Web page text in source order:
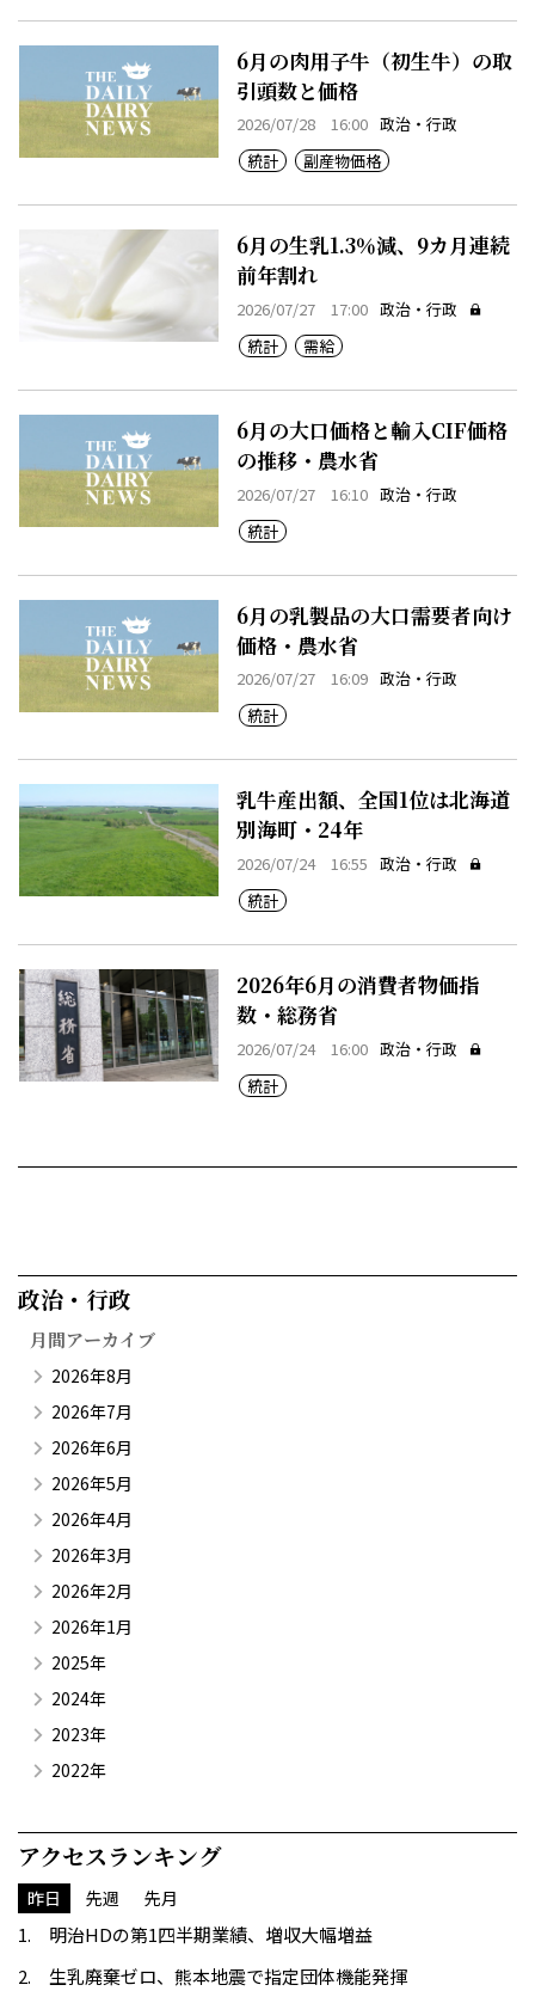
6月の肉用子牛（初生牛）の取
引頭数と価格
2026/07/28 16:00 政治・行政
統計
副産物価格
6月の生乳1.3％減、9カ月連続
前年割れ
2026/07/27 17:00 政治・行政
統計
需給
6月の大口価格と輸入CIF価格
の推移・農水省
2026/07/27 16:10 政治・行政
統計
6月の乳製品の大口需要者向け
価格・農水省
2026/07/27 16:09 政治・行政
統計
乳牛産出額、全国1位は北海道
別海町・24年
2026/07/24 16:55 政治・行政
統計
2026年6月の消費者物価指
数・総務省
2026/07/24 16:00 政治・行政
統計
政治・行政​
月間アーカイブ
2026年8月
2026年7月
2026年6月
2026年5月
2026年4月
2026年3月
2026年2月
2026年1月
2025年
2024年
2023年
2022年
アクセスランキング
昨日 先週 先月
明治HDの第1四半期業績、増収大幅増益
生乳廃棄ゼロ、熊本地震で指定団体機能発揮